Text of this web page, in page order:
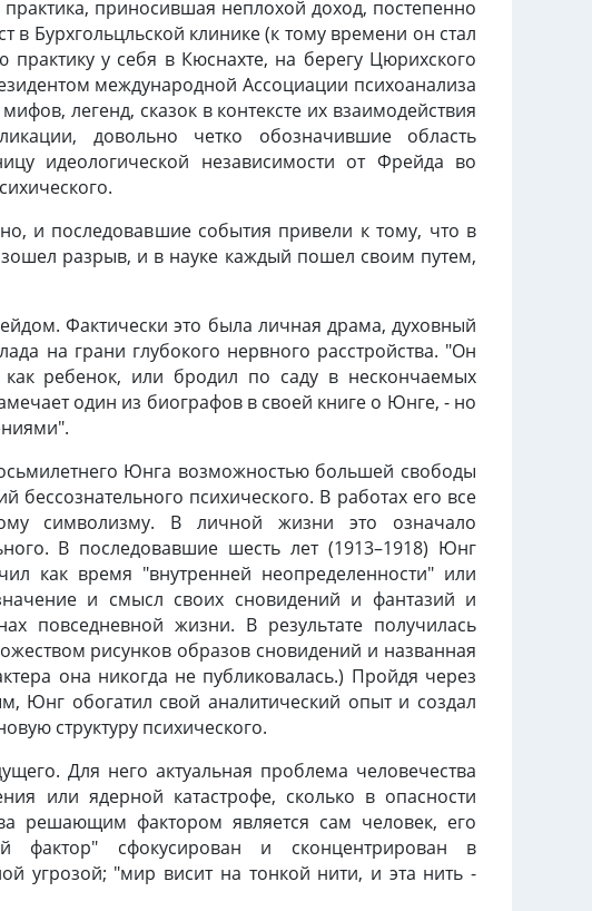
приносившая неплохой доход, постепенно
в Бурхгольцльской клинике (к тому времени он стал
у себя в Кюснахте, на берегу Цюрихского
международной Ассоциации психоанализа
легенд, сказок в контексте их взаимодействия
довольно четко обозначившие область
идеологической независимости от Фрейда во
и последовавшие события привели к тому, что в
разрыв, и в науке каждый пошел своим путем,
Фактически это была личная драма, духовный
на грани глубокого нервного расстройства. "Он
ребенок, или бродил по саду в нескончаемых
один из биографов в своей книге о Юнге, - но
Юнга возможностью большей свободы
бессознательного психического. В работах его все
символизму. В личной жизни это означало
В последовавшие шесть лет (1913–1918) Юнг
как время "внутренней неопределенности" или
и смысл своих сновидений и фантазий и
повседневной жизни. В результате получилась
рисунков образов сновидений и названная
она никогда не публиковалась.) Пройдя через
Юнг обогатил свой аналитический опыт и создал
структуру психического.
Для него актуальная проблема человечества
или ядерной катастрофе, сколько в опасности
решающим фактором является сам человек, его
фактор" сфокусирован и сконцентрирован в
угрозой; "мир висит на тонкой нити, и эта нить -